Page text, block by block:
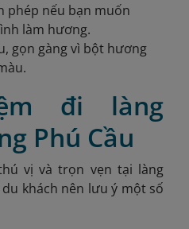
phép nếu bạn muốn
làm hương.
gọn gàng vì bột hương
đi làng
Phú Cầu
vị và trọn vẹn tại làng
khách nên lưu ý một số